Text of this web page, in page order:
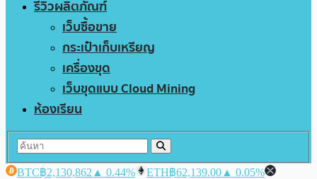
รีวิวผลิตภัณฑ์
เว็บซื้อขาย
กระเป๋าเก็บเหรียญ
เครื่องขุด
เว็บขุดแบบ Cloud Mining
ห้องเรียน
BTC฿2,130,862 ▲ 0.44% ETH฿62,139.00 ▲ 0.05%